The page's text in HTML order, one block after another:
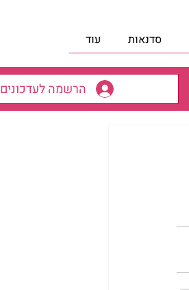
סדנאות עוד
הרשמה לעדכונים